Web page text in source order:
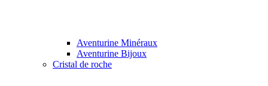
Aventurine Minéraux
Aventurine Bijoux
Cristal de roche